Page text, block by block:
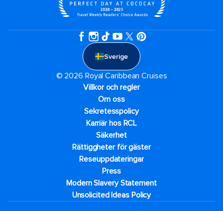
Sverige
© 2026 Royal Caribbean Cruises
Villkor och regler
Om oss
Sekretesspolicy
Karriär hos RCL
Säkerhet
Rättiggheter för gäster
Reseuppdateringar​
Press
Modern Slavery Statement
Unsolicited Ideas Policy